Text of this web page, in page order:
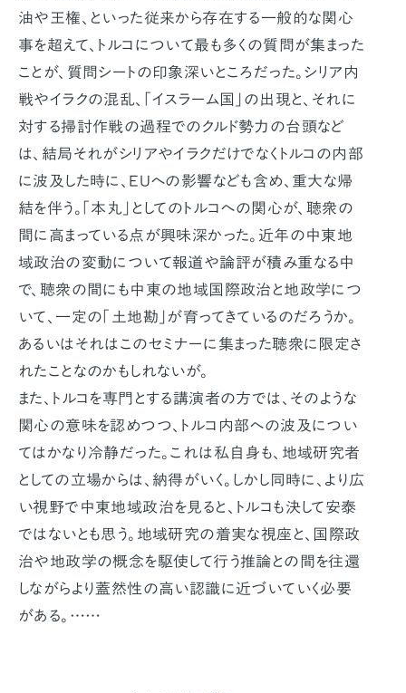
油や王権、といった従来から存在する一般的な関心
事を超えて、トルコについて最も多くの質問が集まった
ことが、質問シートの印象深いところだった。シリア内
戦やイラクの混乱、「イスラーム国」の出現と、それに
対する掃討作戦の過程でのクルド勢力の台頭など
は、結局それがシリアやイラクだけでなくトルコの内部
に波及した時に、EUへの影響なども含め、重大な帰
結を伴う。「本丸」としてのトルコへの関心が、聴衆の
間に高まっている点が興味深かった。近年の中東地
域政治の変動について報道や論評が積み重なる中
で、聴衆の間にも中東の地域国際政治と地政学につ
いて、一定の「土地勘」が育ってきているのだろうか。
あるいはそれはこのセミナーに集まった聴衆に限定さ
れたことなのかもしれないが。
また、トルコを専門とする講演者の方では、そのような
関心の意味を認めつつ、トルコ内部への波及につい
てはかなり冷静だった。これは私自身も、地域研究者
としての立場からは、納得がいく。しかし同時に、より広
い視野で中東地域政治を見ると、トルコも決して安泰
ではないとも思う。地域研究の着実な視座と、国際政
治や地政学の概念を駆使して行う推論との間を往還
しながらより蓋然性の高い認識に近づいていく必要
がある。……